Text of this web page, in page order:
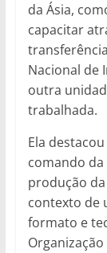
da Ásia,
capacitar
Nacional de
outra
trabalhada.
Ela
comando da
produção
contexto de
formato e
Organização